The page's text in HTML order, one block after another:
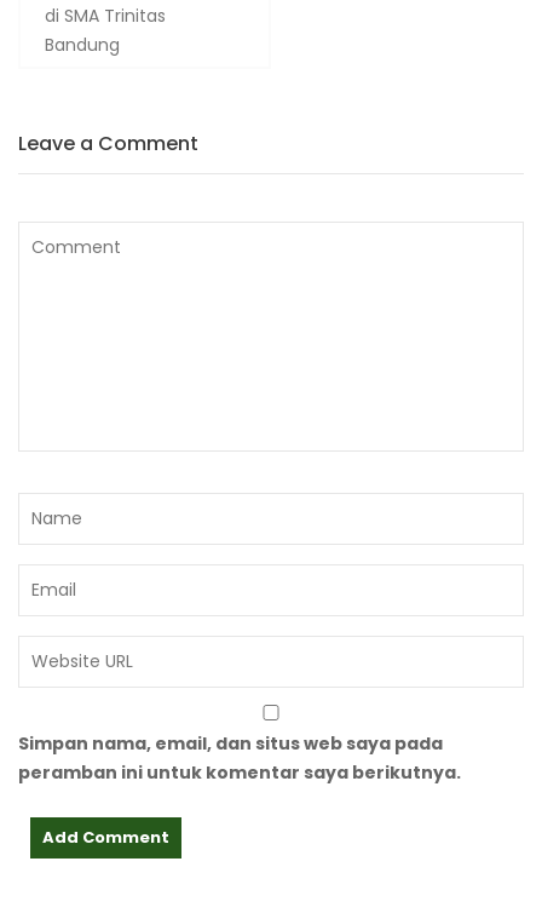
di SMA Trinitas
Bandung
Leave a Comment
Simpan nama, email, dan situs web saya pada
peramban ini untuk komentar saya berikutnya.